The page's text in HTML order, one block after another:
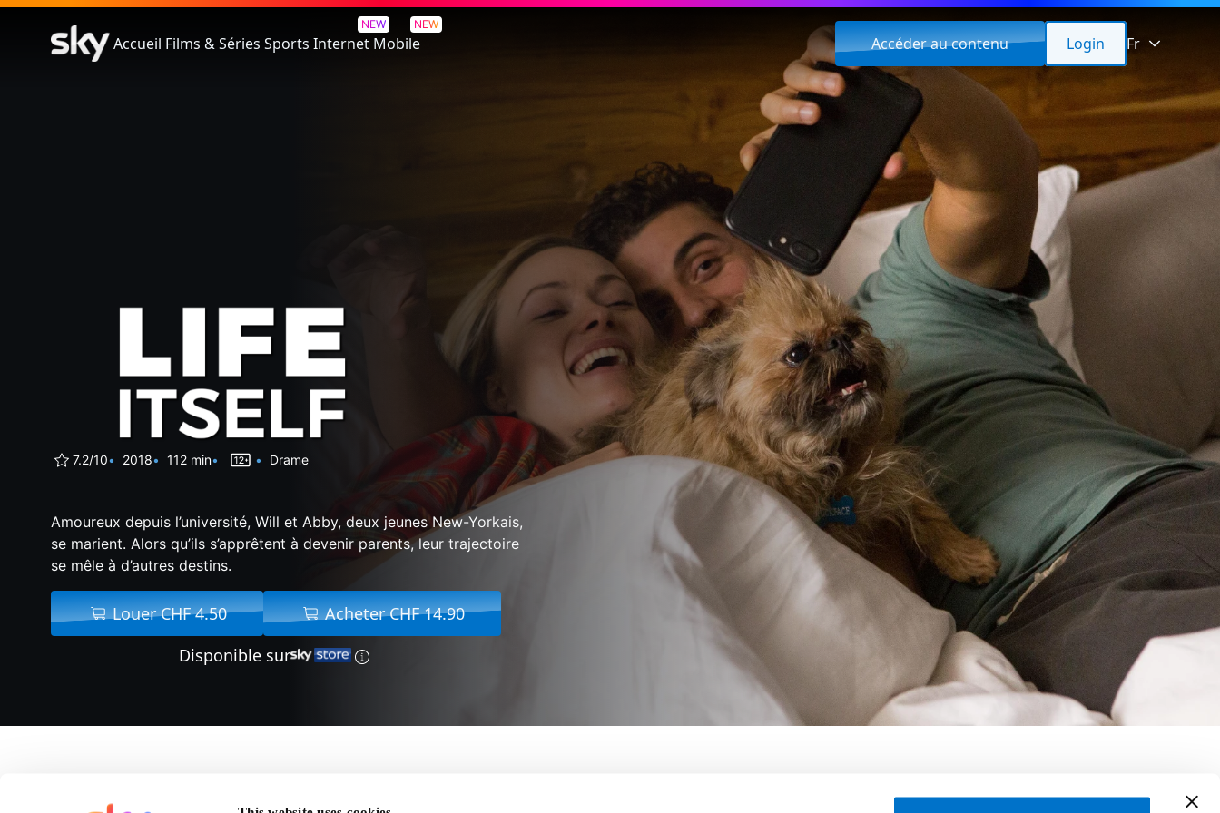
Accueil Films & Séries Sports
NEW
Internet
NEW
Mobile Accéder au contenu Login Fr
Seule La Vie...
7.2/10 2018 112 min Drame
Amoureux depuis l’université, Will et Abby, deux jeunes New-Yorkais,
se marient. Alors qu’ils s’apprêtent à devenir parents, leur trajectoire
se mêle à d’autres destins.
Louer CHF 4.50
Acheter CHF 14.90
Disponible sur